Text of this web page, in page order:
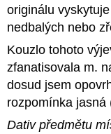
originálu
nedbalých nebo
Kouzlo tohoto
zfanatisovala m.
dosud jsem
rozpomínka jasná
Dativ předmětu